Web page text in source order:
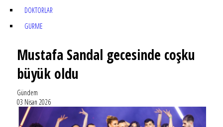
DOKTORLAR
GURME
Mustafa Sandal gecesinde coşku
büyük oldu
Gündem
03 Nisan 2026